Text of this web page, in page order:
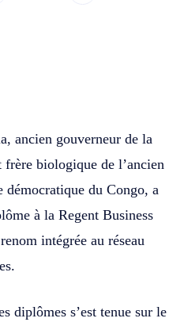
ancien gouverneur de la
biologique de l’ancien
démocratique du Congo, a
à la Regent Business
intégrée au réseau
diplômes s’est tenue sur le